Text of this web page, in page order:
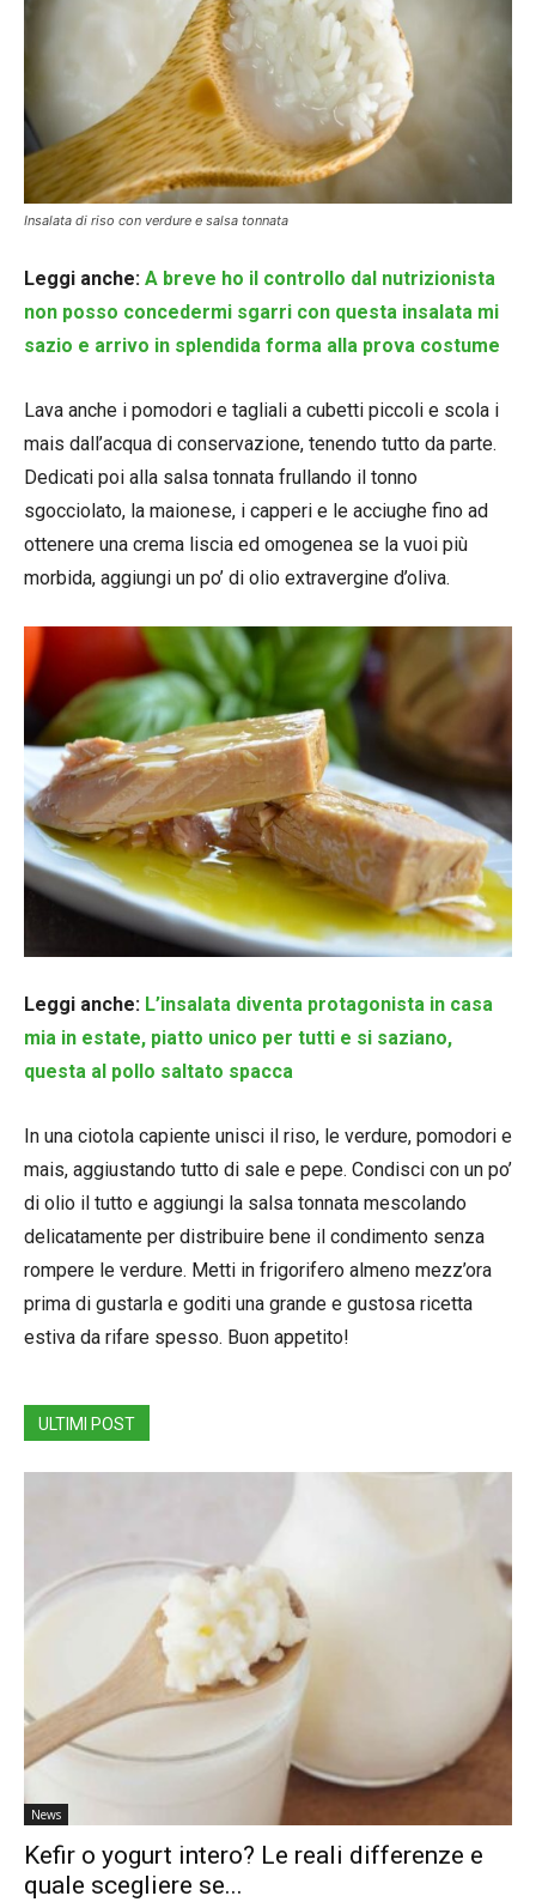
Insalata di riso con verdure e salsa tonnata
Leggi anche: A breve ho il controllo dal nutrizionista
non posso concedermi sgarri con questa insalata mi
sazio e arrivo in splendida forma alla prova costume
Lava anche i pomodori e tagliali a cubetti piccoli e scola i
mais dall’acqua di conservazione, tenendo tutto da parte.
Dedicati poi alla salsa tonnata frullando il tonno
sgocciolato, la maionese, i capperi e le acciughe fino ad
ottenere una crema liscia ed omogenea se la vuoi più
morbida, aggiungi un po’ di olio extravergine d’oliva.
Leggi anche: L’insalata diventa protagonista in casa
mia in estate, piatto unico per tutti e si saziano,
questa al pollo saltato spacca
In una ciotola capiente unisci il riso, le verdure, pomodori e
mais, aggiustando tutto di sale e pepe. Condisci con un po’
di olio il tutto e aggiungi la salsa tonnata mescolando
delicatamente per distribuire bene il condimento senza
rompere le verdure. Metti in frigorifero almeno mezz’ora
prima di gustarla e goditi una grande e gustosa ricetta
estiva da rifare spesso. Buon appetito!
ULTIMI POST
News
Kefir o yogurt intero? Le reali differenze e
quale scegliere se...